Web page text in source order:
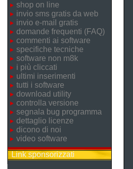
shop on line
invio sms gratis da web
invio e-mail gratis
domande frequenti (FAQ)
commenti ai software
specifiche tecniche
software non m8k
i più cliccati
ultimi inserimenti
tutti i software
download utility
controlla versione
segnala bug programma
dettaglio licenze
dicono di noi
video software
Link sponsorizzati